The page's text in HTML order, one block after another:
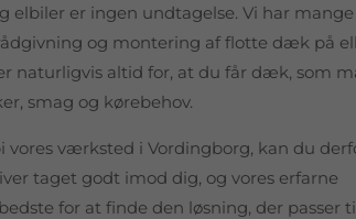
elbiler er ingen undtagelse. Vi har mange
og montering af flotte dæk på
naturligvis altid for, at du får dæk, som
smag og kørebehov.
vores værksted i Vordingborg, kan du
taget godt imod dig, og vores erfarne
for at finde den løsning, der passer